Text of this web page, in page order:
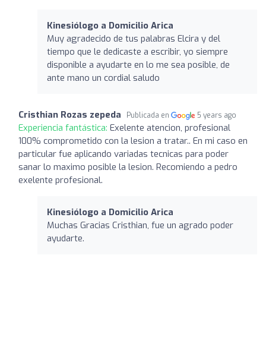
Kinesiólogo a Domicilio Arica
Muy agradecido de tus palabras Elcira y del
tiempo que le dedicaste a escribir, yo siempre
disponible a ayudarte en lo me sea posible, de
ante mano un cordial saludo
Cristhian Rozas zepeda Publicada en 5 years ago
Experiencia fantástica: Exelente atencion, profesional
100% comprometido con la lesion a tratar.. En mi caso en
particular fue aplicando variadas tecnicas para poder
sanar lo maximo posible la lesion. Recomiendo a pedro
exelente profesional.
Kinesiólogo a Domicilio Arica
Muchas Gracias Cristhian, fue un agrado poder
ayudarte.